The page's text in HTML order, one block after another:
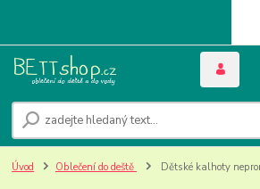
Úvod Oblečení do deště Dětské kalhoty